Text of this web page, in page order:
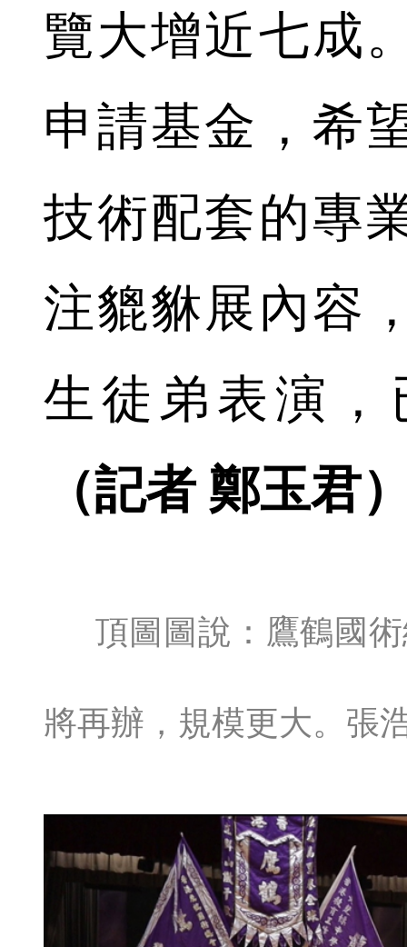
覽大增近七成
申請基金，希
技術配套的專
注貔貅展內容
生徒弟表演，
（記者 鄭玉君
頂圖圖說：鷹鶴國
將再辦，規模更大。張